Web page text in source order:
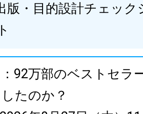
版・目的設計チェック
92万部のベストセラ
たのか？